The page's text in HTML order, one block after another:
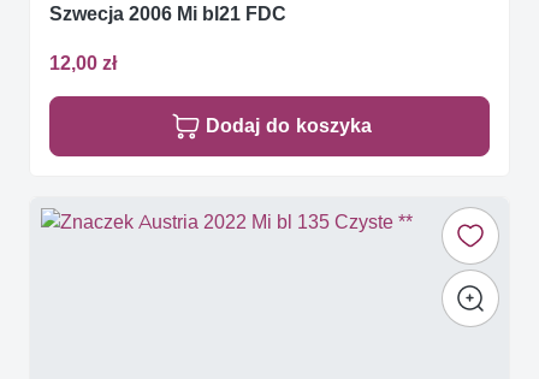
Szwecja 2006 Mi bl21 FDC
12,00 zł
Dodaj do koszyka